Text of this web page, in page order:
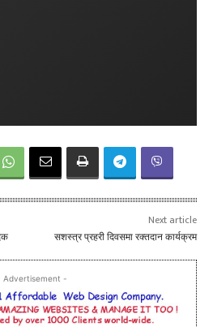
Next article
सशस्त्र प्रहरी दिवसमा रक्तदान कार्यक्रम
Advertisement -